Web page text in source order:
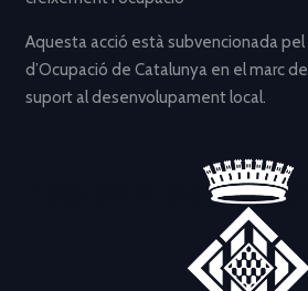
Aquesta acció està subvencionada pel
d’Ocupació de Catalunya en el marc
suport al desenvolupament local.